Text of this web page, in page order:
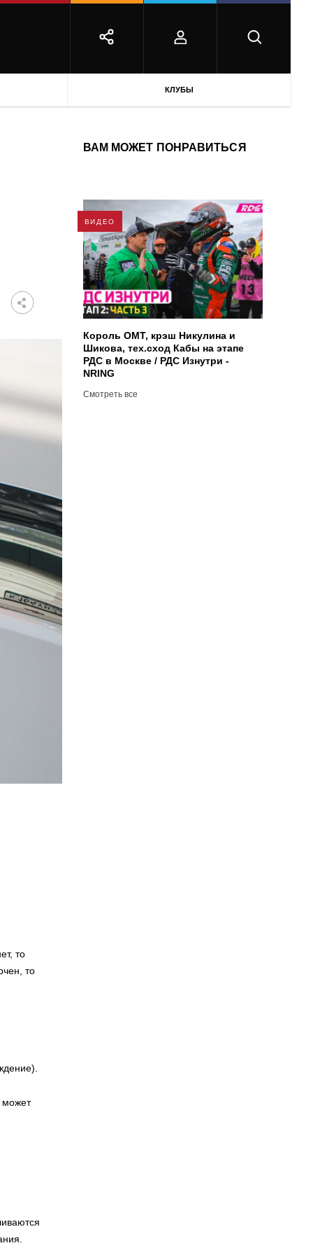
КЛУБЫ
то
то
может
ВАМ МОЖЕТ ПОНРАВИТЬСЯ
ВИДЕО
Король ОМТ, крэш Никулина и
Шикова, тех.сход Кабы на этапе
РДС в Москве / РДС Изнутри -
NRING
Смотреть все